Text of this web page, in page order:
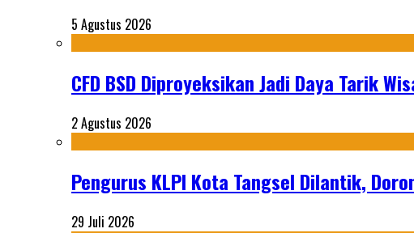
5 Agustus 2026
CFD BSD Diproyeksikan Jadi Daya Tarik
2 Agustus 2026
Pengurus KLPI Kota Tangsel Dilantik,
29 Juli 2026